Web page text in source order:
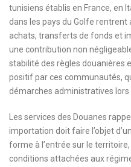
tunisiens établis en France, en
dans les pays du Golfe rentrent
achats, transferts de fonds et
une contribution non
stabilité des règles douanières
positif par ces communautés,
démarches administratives lors
Les services des Douanes
importation doit faire l’objet
forme à l’entrée sur le
conditions attachées aux